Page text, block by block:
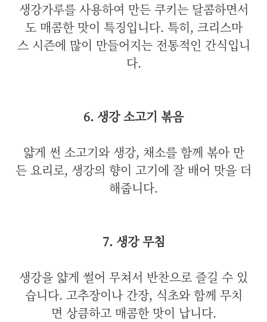
생강가루를 사용하여 만든 쿠키는 달콤하면서
도 매콤한 맛이 특징입니다. 특히, 크리스마
스 시즌에 많이 만들어지는 전통적인 간식입니
다.
6. 생강 소고기 볶음
얇게 썬 소고기와 생강, 채소를 함께 볶아 만
든 요리로, 생강의 향이 고기에 잘 배어 맛을 더
해줍니다.
7. 생강 무침
생강을 얇게 썰어 무쳐서 반찬으로 즐길 수 있
습니다. 고추장이나 간장, 식초와 함께 무치
면 상큼하고 매콤한 맛이 납니다.